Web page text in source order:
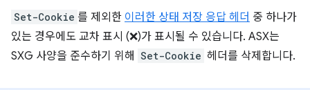
Set-Cookie 를 제외한 이러한 상태 저장 응답 헤더 중 하나가
있는 경우에도 교차 표시 (❌)가 표시될 수 있습니다. ASX는
SXG 사양을 준수하기 위해 Set-Cookie 헤더를 삭제합니다.